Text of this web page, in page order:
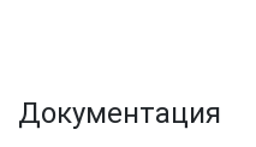
Документация